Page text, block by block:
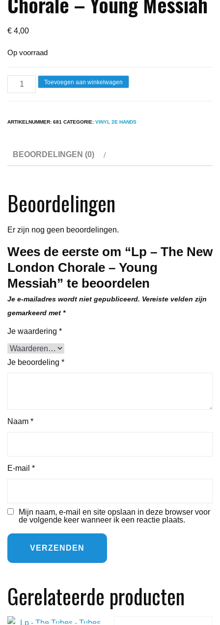
€ 4,00
Op voorraad
-
New
Chorale
-
aantal
Toevoegen aan winkelwagen
ARTIKELNUMMER: 681 CATEGORIE: VINYL 2E HANDS
BEOORDELINGEN (0)
Beoordelingen
Er zijn nog geen beoordelingen.
Wees de eerste om “Lp – The New
London Chorale – Young
Messiah” te beoordelen
Je e-mailadres wordt niet gepubliceerd. Vereiste velden zijn
gemarkeerd met *
Je waardering *
Je beoordeling *
Naam *
E-mail *
Mijn naam, e-mail en site opslaan in deze browser voor
de volgende keer wanneer ik een reactie plaats.
Gerelateerde producten